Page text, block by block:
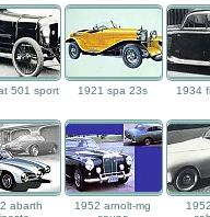
501 sport 1921 spa 23s 1934
abarth
1952 arnolt-mg